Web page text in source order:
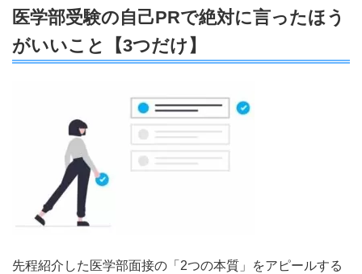
医学部受験の自己PRで絶対に言ったほう
がいいこと【3つだけ】
先程紹介した医学部面接の「2つの本質」をアピールする